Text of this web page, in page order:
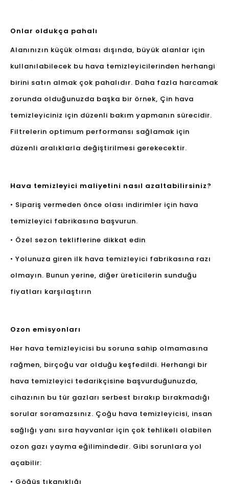
Onlar oldukça pahalı
Alanınızın küçük olması dışında, büyük alanlar için
kullanılabilecek bu hava temizleyicilerinden herhangi
birini satın almak çok pahalıdır. Daha fazla harcamak
zorunda olduğunuzda başka bir örnek, Çin hava
temizleyiciniz için düzenli bakım yapmanın sürecidir.
Filtrelerin optimum performansı sağlamak için
düzenli aralıklarla değiştirilmesi gerekecektir.
Hava temizleyici maliyetini nasıl azaltabilirsiniz?
• Sipariş vermeden önce olası indirimler için hava
temizleyici fabrikasına başvurun.
• Özel sezon tekliflerine dikkat edin
• Yolunuza giren ilk hava temizleyici fabrikasına razı
olmayın. Bunun yerine, diğer üreticilerin sunduğu
fiyatları karşılaştırın
Ozon emisyonları
Her hava temizleyicisi bu soruna sahip olmamasına
rağmen, birçoğu var olduğu keşfedildi. Herhangi bir
hava temizleyici tedarikçisine başvurduğunuzda,
cihazının bu tür gazları serbest bırakıp bırakmadığı
sorular soramazsınız. Çoğu hava temizleyicisi, insan
sağlığı yanı sıra hayvanlar için çok tehlikeli olabilen
ozon gazı yayma eğilimindedir. Gibi sorunlara yol
açabilir:
• Göğüs tıkanıklığı